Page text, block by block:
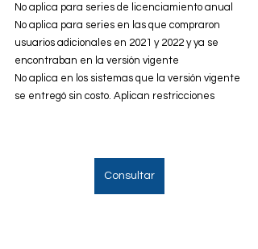
No aplica para series de licenciamiento anual
No aplica para series en las que compraron
usuarios adicionales en 2021 y 2022 y ya se
encontraban en la versión vigente
No aplica en los sistemas que la versión vigente
se entregó sin costo. Aplican restricciones
Consultar